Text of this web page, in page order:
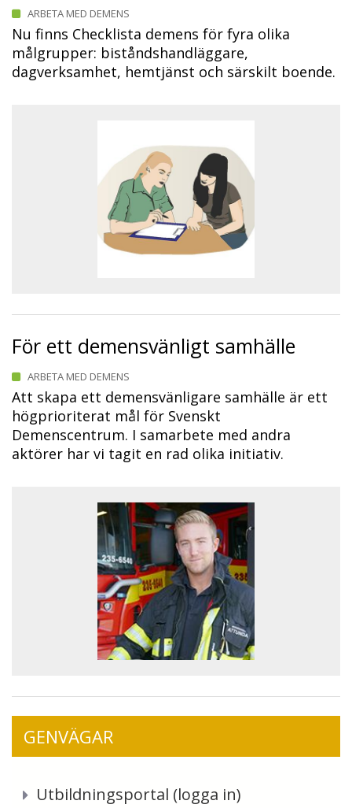
ARBETA MED DEMENS
Nu finns Checklista demens för fyra olika
målgrupper: biståndshandläggare,
dagverksamhet, hemtjänst och särskilt boende.
För ett demensvänligt samhälle
ARBETA MED DEMENS
Att skapa ett demensvänligare samhälle är ett
högprioriterat mål för Svenskt
Demenscentrum. I samarbete med andra
aktörer har vi tagit en rad olika initiativ.
GENVÄGAR
Utbildningsportal (logga in)